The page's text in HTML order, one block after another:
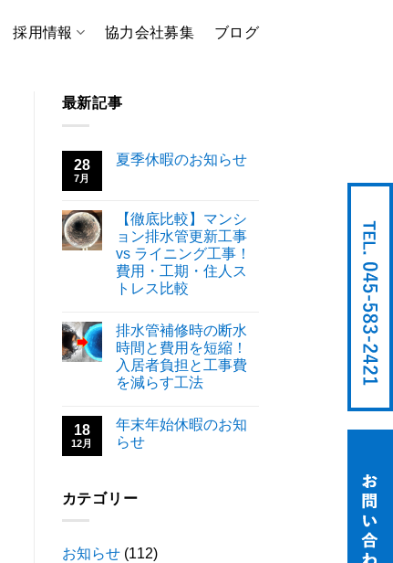
採用情報 協力会社募集 ブログ
最新記事
28
7月
夏季休暇のお知らせ
【徹底比較】マンシ
ョン排水管更新工事
vs ライニング工事！
費用・工期・住人ス
トレス比較
排水管補修時の断水
時間と費用を短縮！
入居者負担と工事費
を減らす工法
18
12月
年末年始休暇のお知
らせ
カテゴリー
お知らせ(112)